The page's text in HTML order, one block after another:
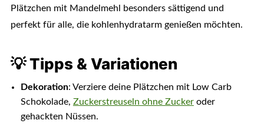
Plätzchen mit Mandelmehl besonders sättigend und
perfekt für alle, die kohlenhydratarm genießen möchten.
💡 Tipps & Variationen
Dekoration: Verziere deine Plätzchen mit Low Carb
Schokolade, Zuckerstreuseln ohne Zuckeroder
gehackten Nüssen.